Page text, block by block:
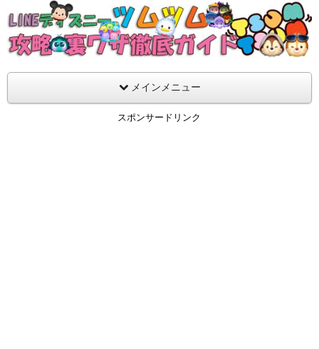
LINEディズニー ツムツム攻略・裏ワザ徹底
支持率No1！痒いところに手が届くツムツム攻略サイト！新ツ
ラ評価も丁寧に解説！ツムツムを120％楽しめるサイトを目指し
メインメニュー
スポンサードリンク